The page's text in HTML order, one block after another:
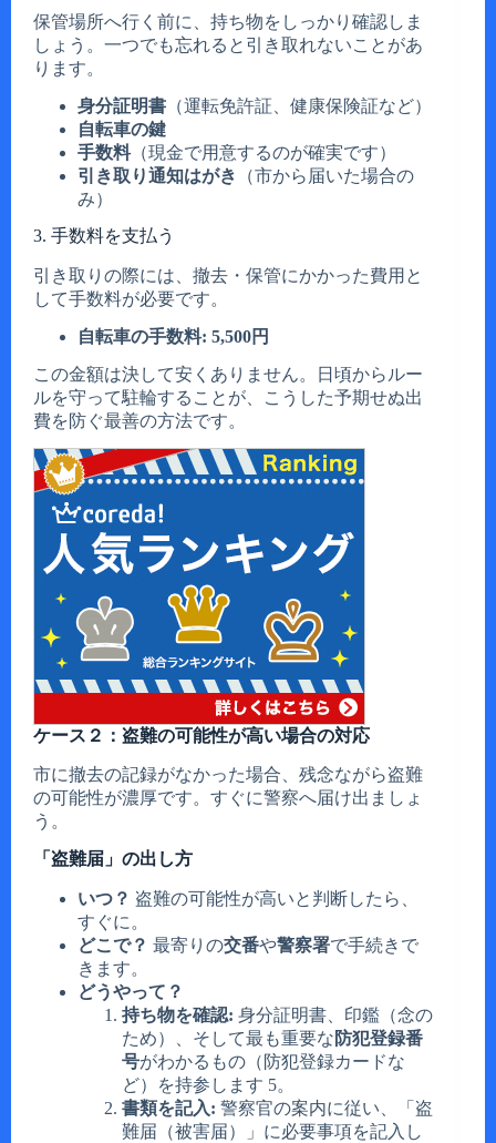
保管場所へ行く前に、持ち物をしっかり確認しま
しょう。一つでも忘れると引き取れないことがあ
ります。
身分証明書 （運転免許証、健康保険証など）
自転車の鍵
手数料（現金で用意するのが確実です）
引き取り通知はがき
（市から届いた場合の
み）
3. 手数料を支払う
引き取りの際には、撤去・保管にかかった費用と
して手数料が必要です。
自転車の手数料: 5,500円
この金額は決して安くありません。日頃からルー
ルを守って駐輪することが、こうした予期せぬ出
費を防ぐ最善の方法です。
ケース２：盗難の可能性が高い場合の対応
市に撤去の記録がなかった場合、残念ながら盗難
の可能性が濃厚です。すぐに警察へ届け出ましょ
う。
「盗難届」の出し方
いつ？ 盗難の可能性が高いと判断したら、
すぐに。
どこで？ 最寄りの交番や警察署で手続きで
きます。
どうやって？
持ち物を確認: 身分証明書、印鑑（念の
ため）、そして最も重要な 防犯登録番
号がわかるもの（防犯登録カードな
ど）を持参します 5。
書類を記入: 警察官の案内に従い、「盗
難届（被害届）」に必要事項を記入し